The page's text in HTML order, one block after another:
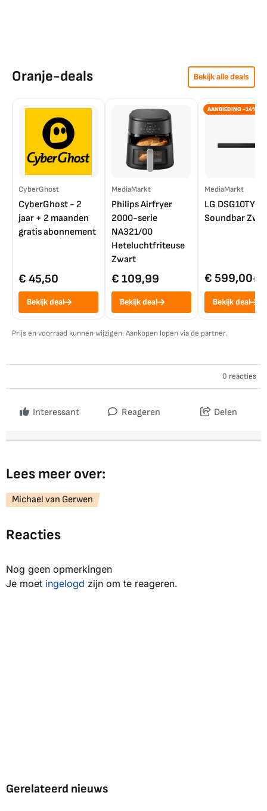
Oranje-deals Bekijk alle deals
CyberGhost
CyberGhost - 2
jaar + 2 maanden
gratis abonnement
€ 45,50
Bekijk deal
MediaMarkt
Philips Airfryer
2000-serie
NA321/00
Heteluchtfriteuse
Zwart
€ 109,99
Bekijk deal
AANBIEDING -14%
MediaMarkt
LG DSG10TY
Soundbar
€ 599,00€
Bekijk deal
Prijs en voorraad kunnen wijzigen. Aankopen lopen via de partner.
0 reacties
Interessant Reageren Delen
Lees meer over:
Michael van Gerwen
Reacties
Nog geen opmerkingen
Je moet ingelogd zijn om te reageren.
Gerelateerd nieuws